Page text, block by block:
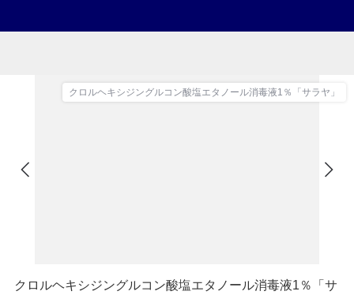
クロルヘキシジングルコン酸塩エタノール消毒液1％「サラヤ」
クロルヘキシジングルコン酸塩エタノール消毒液1％「サ